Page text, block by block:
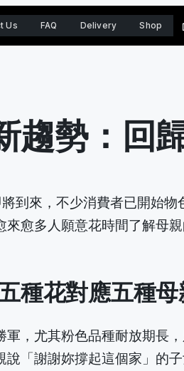
Us FAQ Delivery Shop
趨勢：回
到來，不少消費者已開始
愈多人願意花時間了解母
種花對應五種
，尤其粉色品種耐放期長
「謝謝妳撐起這個家」的